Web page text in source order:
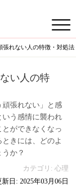
張れない人の特徴・対処
い人の特
張れない」と感
いう感情に襲われ
ができなくなっ
きには、どのよ
か？
カテゴリ: 心理
新日: 2025年03月06日